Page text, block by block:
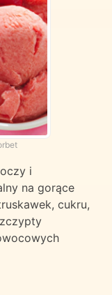
i
na gorące
cukru,